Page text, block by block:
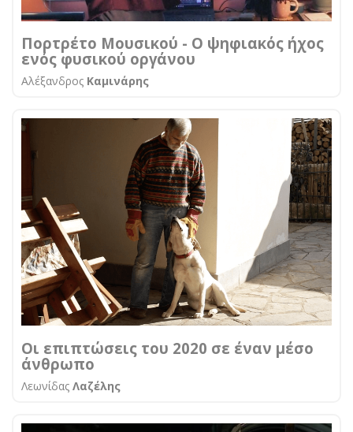
Πορτρέτο Μουσικού - Ο ψηφιακός ήχος
ενός φυσικού οργάνου
Αλέξανδρος Καμινάρης
Οι επιπτώσεις του 2020 σε έναν μέσο
άνθρωπο
Λεωνίδας Λαζέλης